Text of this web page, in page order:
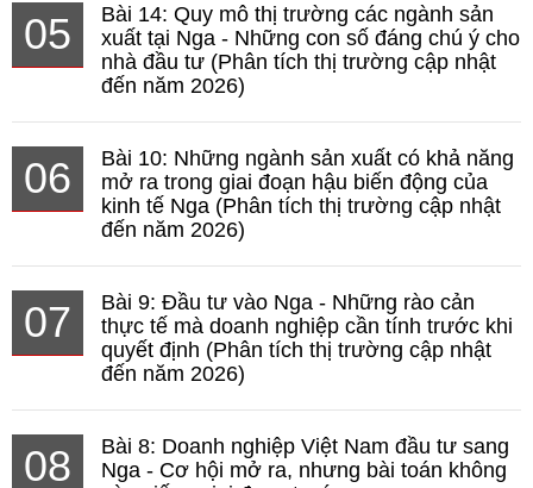
05
Bài 14: Quy mô thị trường các ngành sản
xuất tại Nga - Những con số đáng chú ý cho
nhà đầu tư (Phân tích thị trường cập nhật
đến năm 2026)
06
Bài 10: Những ngành sản xuất có khả năng
mở ra trong giai đoạn hậu biến động của
kinh tế Nga (Phân tích thị trường cập nhật
đến năm 2026)
07
Bài 9: Đầu tư vào Nga - Những rào cản
thực tế mà doanh nghiệp cần tính trước khi
quyết định (Phân tích thị trường cập nhật
đến năm 2026)
08
Bài 8: Doanh nghiệp Việt Nam đầu tư sang
Nga - Cơ hội mở ra, nhưng bài toán không